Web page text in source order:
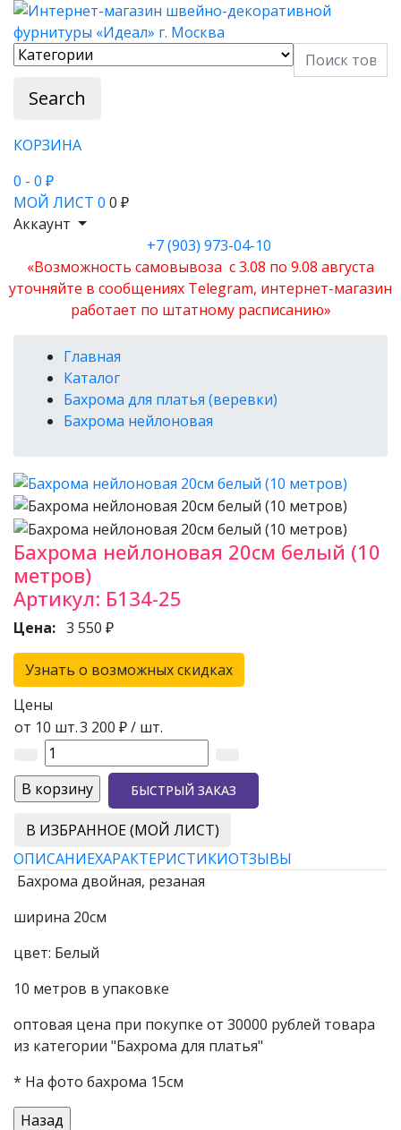
Search
КОРЗИНА
0 - 0 ₽
МОЙ ЛИСТ 0 0 ₽
Аккаунт
+7 (903) 973-04-10
«Возможность самовывоза с 3.08 по 9.08 августа
уточняйте в сообщениях Telegram, интернет-магазин
работает по штатному расписанию»
Главная
Каталог
Бахрома для платья (веревки)
Бахрома нейлоновая
Бахрома нейлоновая 20см белый (10
метров)
Артикул: Б134-25
Цена: 3 550 ₽
Узнать о возможных скидках
Цены
от 10 шт.3 200 ₽/ шт.
БЫСТРЫЙ ЗАКАЗ
В ИЗБРАННОЕ (МОЙ ЛИСТ)
ОПИСАНИЕХАРАКТЕРИСТИКИОТЗЫВЫ
Бахрома двойная, резаная
ширина 20см
цвет: Белый
10 метров в упаковке
оптовая цена при покупке от 30000 рублей товара
из категории "Бахрома для платья"
* На фото бахрома 15см